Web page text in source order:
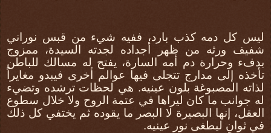
ليس كل دمه كذب بارد، ففيه شيء من قبس نوراني
شفيف ورثه من ظهر أجداده لجدته السيدة، ممزوج
بدفء وحرارة دم أمه السارة، يفتح له مسالك للباطن
تأخذه إلى مدارج تتجلى فيها عوالم أخرى فيبدو مغايراً
لذاته المصبوغة بلون عينيه. هي لحظات ترشده وتضيء
له جوانب ما كان ليراها في عتمة الروح ولا خلال سطوع
العقل، إنها البصيرة لا البصر ما يقوده ثم يختفي كل ذلك
في ثوانٍ ليطغى نور عينيه.